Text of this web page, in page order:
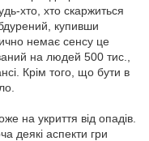
хто, хто скаржиться
купивши
немає сенсу це
на людей 500 тис.,
Крім того, що бути в
на укриття від опадів.
деякі аспекти гри